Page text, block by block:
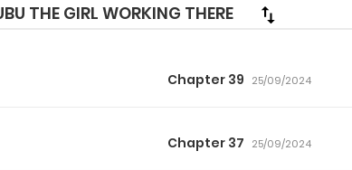
THE GIRL WORKING THERE
Chapter 39 25/09/2024
Chapter 37 25/09/2024